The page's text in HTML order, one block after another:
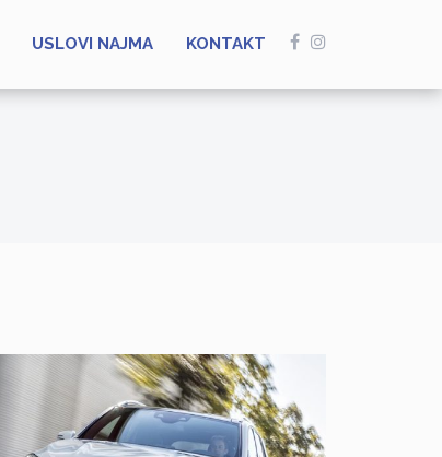
USLOVI NAJMA KONTAKT
DAPIBUS AC